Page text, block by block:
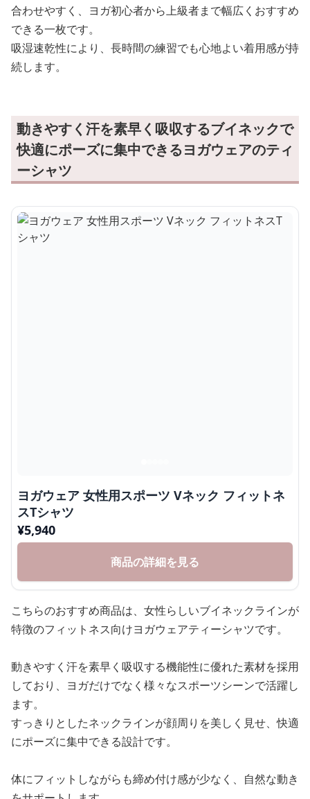
合わせやすく、ヨガ初心者から上級者まで幅広くおすすめ
できる一枚です。
吸湿速乾性により、長時間の練習でも心地よい着用感が持
続します。
動きやすく汗を素早く吸収するブイネックで
快適にポーズに集中できるヨガウェアのティ
ーシャツ
ヨガウェア 女性用スポーツ Vネック フィットネ
スTシャツ
¥5,940
商品の詳細を見る
こちらのおすすめ商品は、女性らしいブイネックラインが
特徴のフィットネス向けヨガウェアティーシャツです。
動きやすく汗を素早く吸収する機能性に優れた素材を採用
しており、ヨガだけでなく様々なスポーツシーンで活躍し
ます。
すっきりとしたネックラインが顔周りを美しく見せ、快適
にポーズに集中できる設計です。
体にフィットしながらも締め付け感が少なく、自然な動き